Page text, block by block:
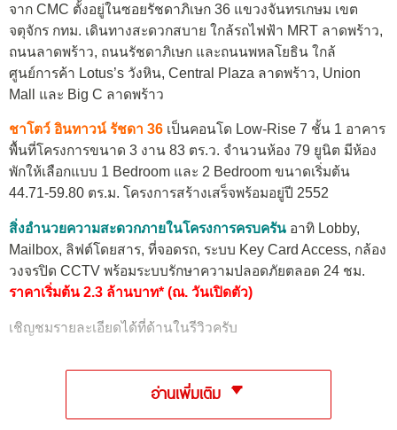
จาก CMC ตั้งอยู่ในซอยรัชดาภิเษก 36 แขวงจันทรเกษม เขต
จตุจักร กทม. เดินทางสะดวกสบาย ใกล้รถไฟฟ้า MRT ลาดพร้าว,
ถนนลาดพร้าว, ถนนรัชดาภิเษก และถนนพหลโยธิน ใกล้
ศูนย์การค้า Lotus’s วังหิน, Central Plaza ลาดพร้าว, Union
Mall และ Big C ลาดพร้าว
ชาโตว์ อินทาวน์ รัชดา 36 เป็นคอนโด Low-Rise 7 ชั้น 1 อาคาร
พื้นที่โครงการขนาด 3 งาน 83 ตร.ว. จำนวนห้อง 79 ยูนิต มีห้อง
พักให้เลือกแบบ 1 Bedroom และ 2 Bedroom ขนาดเริ่มต้น
44.71-59.80 ตร.ม. โครงการสร้างเสร็จพร้อมอยู่ปี 2552
สิ่งอำนวยความสะดวกภายในโครงการครบครัน อาทิ Lobby,
Mailbox, ลิฟต์โดยสาร, ที่จอดรถ, ระบบ Key Card Access, กล้อง
วงจรปิด CCTV พร้อมระบบรักษาความปลอดภัยตลอด 24 ชม.
ราคาเริ่มต้น 2.3 ล้านบาท* (ณ. วันเปิดตัว)
เชิญชมรายละเอียดได้ที่ด้านในรีวิวครับ
อ่านเพิ่มเติม